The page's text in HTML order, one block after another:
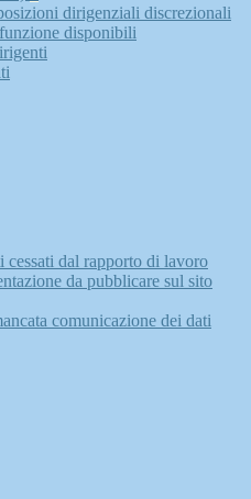
dirigenziali discrezionali
disponibili
cessati dal rapporto di lavoro
da pubblicare sul sito
comunicazione dei dati